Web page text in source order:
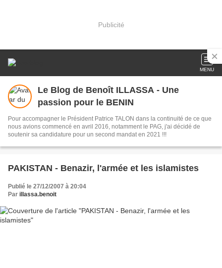
Publicité
MENU
Le Blog de Benoît ILLASSA - Une
passion pour le BENIN
Pour accompagner le Président Patrice TALON dans la continuité de ce que
nous avions commencé en avril 2016, notamment le PAG, j'ai décidé de
soutenir sa candidature pour un second mandat en 2021 !!!
PAKISTAN - Benazir, l'armée et les islamistes
Publié le 27/12/2007 à 20:04
Par illassa.benoit